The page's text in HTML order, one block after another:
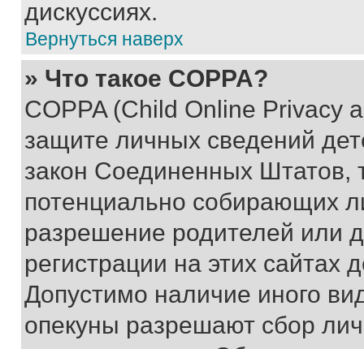
дискуссиях.
Вернуться наверх
» Что такое COPPA?
COPPA (Child Online Privacy
защите личных сведений
закон Соединенных Штатов,
потенциально собирающих
разрешение родителей или
регистрации на этих сайтах
Допустимо наличие иного
опекуны разрешают сбор